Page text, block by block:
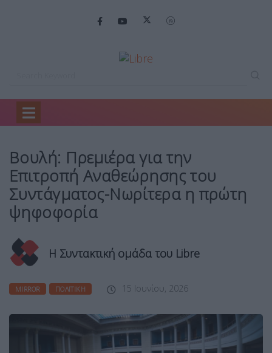
Home
Βουλή: Πρεμιέρα για την
Επιτροπή Αναθεώρησης του
Συντάγματος-Νωρίτερα η πρώτη
ψηφοφορία
Η Συντακτική ομάδα του Libre
MIRROR ΠΟΛΙΤΙΚΉ 15 Ιουνίου, 2026